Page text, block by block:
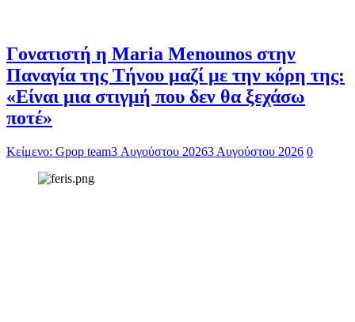
Γονατιστή η Maria Menounos στην
Παναγία της Τήνου μαζί με την κόρη της:
«Είναι μια στιγμή που δεν θα ξεχάσω
ποτέ»
Κείμενο: Gpop team3 Αυγούστου 20263 Αυγούστου 2026 0